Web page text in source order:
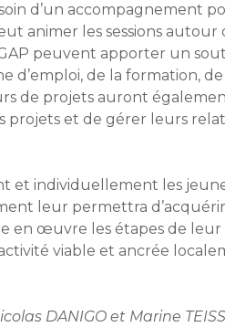
d’un accompagnement
animer les sessions
peuvent apporter un
d’emploi, de la formation,
de projets auront
projets et de gérer leurs
et individuellement les
leur permettra
en œuvre les étapes de leur
viable et ancrée
DANIGO et Marine